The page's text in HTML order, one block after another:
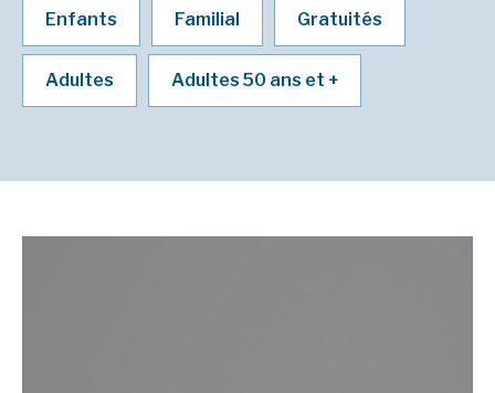
Enfants Familial Gratuités
Adultes Adultes 50 ans et +